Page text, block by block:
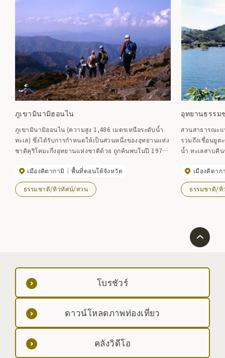
ภูเขามินามิฮอนไน
ภูเขามินามิฮอนไน (ความสูง 1,486 เมตรเหนือระดับน้ำ
ทะเล) ซึ่งได้รับการกำหนดให้เป็นส่วนหนึ่งของอุทยานแห่ง
ชาติคุริโคมะกึ่งอุทยานแห่งชาติด้วย ถูกค้นพบในปี 1978
ฟุมิฮิโกะ นาคัตสึ ได้สร้างภูเขาลูกนี้ขึ้นมาเป็นธีมของเขา
เขาได้รับการยอมรับในระดับชาติหลังจากเขียน ``ทราย
ดูดทองคำ'' ซึ่งได้รับรางวัลเอโดกาวะ รันโป ครั้งที่ 28 พืช
ภูเขาในปลายเดือนมิถุนายน
เมืองคิตากามิ พื้นที่ตอนใต้จังหวัด
ธรรมชาติ/ทิวทัศน์/สวน
อุทยานธรรม
สวนสาธารณะ
รวมถึงเขื่อนยูด
น้ำ ทะเลสาบคิ
จังหวัด และใน
สะท้อนให้เห็น
ดินหมายเลข
เมืองคิตาก
ธรรมชาติ/
โบรชัวร์
ดาวน์โหลดภาพท่องเที่ยว
คลังวิดีโอ